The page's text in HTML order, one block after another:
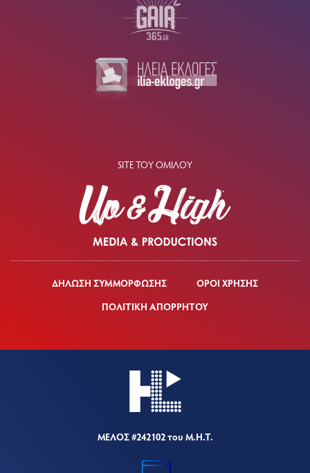
SITE ΤΟΥ ΟΜΙΛΟΥ
ΔΗΛΩΣΗ ΣΥΜΜΟΡΦΩΣΗΣ
ΟΡΟΙ ΧΡΗΣΗΣ
ΠΟΛΙΤΙΚΗ ΑΠΟΡΡΗΤΟΥ
ΜΕΛΟΣ #242102 του Μ.Η.Τ.